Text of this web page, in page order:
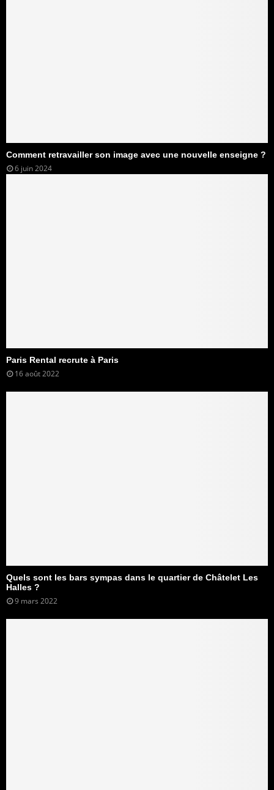
Comment retravailler son image avec une nouvelle enseigne ?
6 juin 2024
Paris Rental recrute à Paris
16 août 2022
Quels sont les bars sympas dans le quartier de Châtelet Les
Halles ?
9 mars 2022